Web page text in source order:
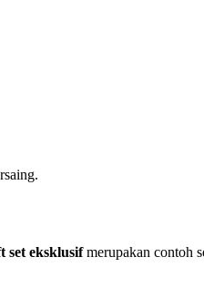
set eksklusifmerupakan contoh